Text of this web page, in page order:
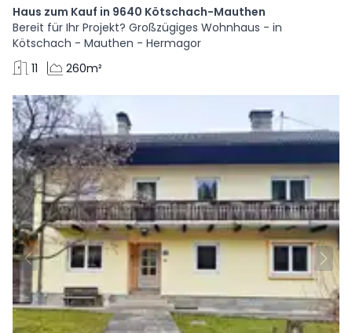
Haus zum Kauf in 9640 Kötschach-Mauthen
Bereit für Ihr Projekt? Großzügiges Wohnhaus - in
Kötschach - Mauthen - Hermagor
11
260m²